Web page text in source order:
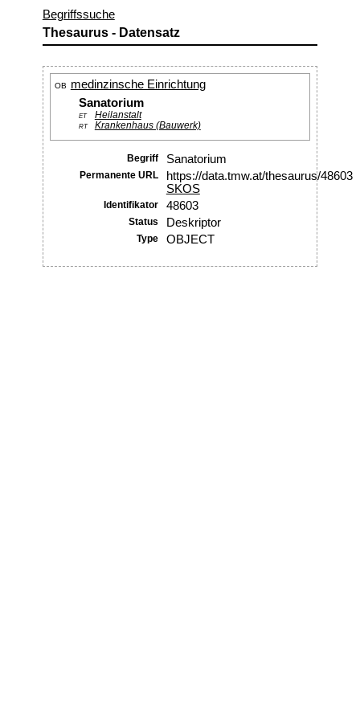
Begriffssuche
Thesaurus - Datensatz
OB
medinzinsche Einrichtung
Sanatorium
ET Heilanstalt
RT Krankenhaus (Bauwerk)
Begriff Sanatorium
Permanente URL
https://data.tmw.at/thesaurus/48603
SKOS
Identifikator 48603
Status Deskriptor
Type OBJECT